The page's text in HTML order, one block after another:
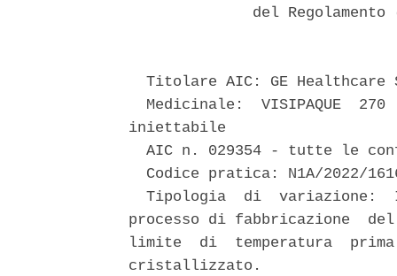
del
Titolare AIC: GE Healthcare
Medicinale:  VISIPAQUE  270
iniettabile
AIC n. 029354 - tutte le
Codice pratica: N1A/2022/
Tipologia  di  variazione:
processo di fabbricazione
limite  di  temperatura
cristallizzato.